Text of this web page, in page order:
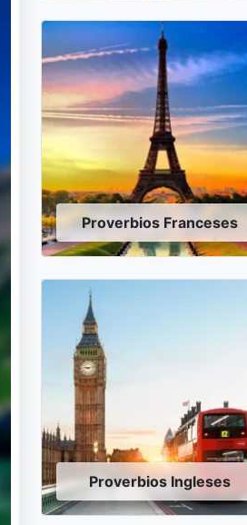
Proverbios Franceses
Proverbios Ingleses